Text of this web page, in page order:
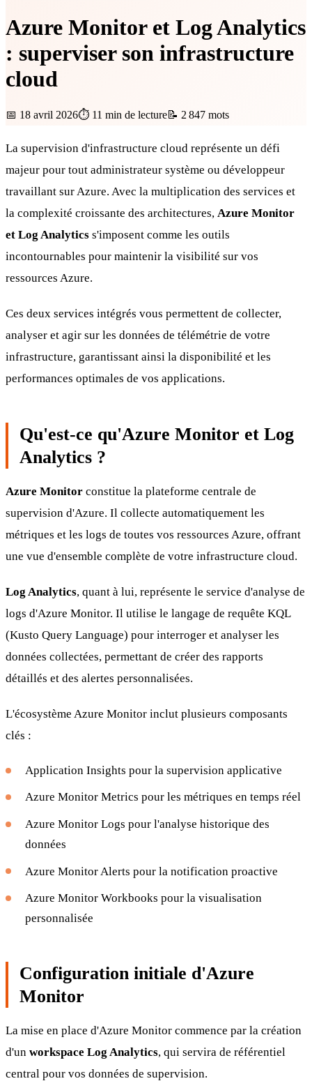
Azure Monitor et Log Analytics
: superviser son infrastructure
cloud
📅 18 avril 2026⏱️ 11 min de lecture📝 2 847 mots
La supervision d'infrastructure cloud représente un défi
majeur pour tout administrateur système ou développeur
travaillant sur Azure. Avec la multiplication des services et
la complexité croissante des architectures, Azure Monitor
et Log Analytics s'imposent comme les outils
incontournables pour maintenir la visibilité sur vos
ressources Azure.
Ces deux services intégrés vous permettent de collecter,
analyser et agir sur les données de télémétrie de votre
infrastructure, garantissant ainsi la disponibilité et les
performances optimales de vos applications.
Qu'est-ce qu'Azure Monitor et Log
Analytics ?
Azure Monitor constitue la plateforme centrale de
supervision d'Azure. Il collecte automatiquement les
métriques et les logs de toutes vos ressources Azure, offrant
une vue d'ensemble complète de votre infrastructure cloud.
Log Analytics, quant à lui, représente le service d'analyse de
logs d'Azure Monitor. Il utilise le langage de requête KQL
(Kusto Query Language) pour interroger et analyser les
données collectées, permettant de créer des rapports
détaillés et des alertes personnalisées.
L'écosystème Azure Monitor inclut plusieurs composants
clés :
Application Insights pour la supervision applicative
Azure Monitor Metrics pour les métriques en temps réel
Azure Monitor Logs pour l'analyse historique des
données
Azure Monitor Alerts pour la notification proactive
Azure Monitor Workbooks pour la visualisation
personnalisée
Configuration initiale d'Azure
Monitor
La mise en place d'Azure Monitor commence par la création
d'un workspace Log Analytics, qui servira de référentiel
central pour vos données de supervision.